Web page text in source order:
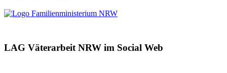
LAG Väterarbeit NRW im Social Web